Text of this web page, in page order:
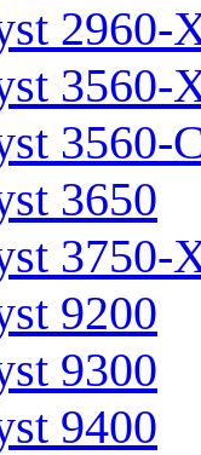
2960-
3560-
3560-
3650
3750-
9200
9300
9400